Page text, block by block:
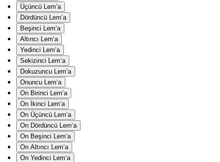
Üçüncü Lem‘a
Dördüncü Lem‘a
Beşinci Lem‘a
Altıncı Lem‘a
Yedinci Lem‘a
Sekizinci Lem‘a
Dokuzuncu Lem‘a
Onuncu Lem‘a
On Birinci Lem‘a
On İkinci Lem‘a
On Üçüncü Lem‘a
On Dördüncü Lem‘a
On Beşinci Lem‘a
On Altıncı Lem‘a
On Yedinci Lem‘a